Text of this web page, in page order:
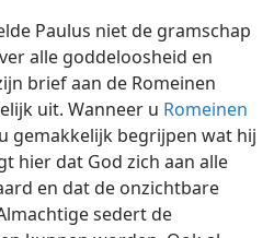
Paulus niet de gramschap
alle goddeloosheid en
brief aan de Romeinen
uit. Wanneer u Romeinen
gemakkelijk begrijpen wat hij
hier dat God zich aan alle
en dat de onzichtbare
sedert de